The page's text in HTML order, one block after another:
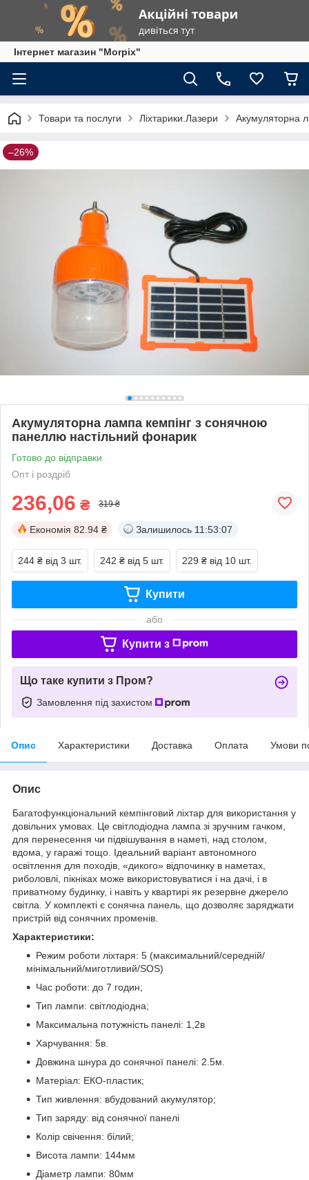
Інтернет магазин "Morpix"
Товари та послуги Ліхтарики.Лазери Акумуляторна
–26%
Акумуляторна лампа кемпінг з сонячною
панеллю настільний фонарик
Готово до відправки
Опт і роздріб
236,06 ₴ 319 ₴
Економія 82.94 ₴ Залишилось 11:53:07
244 ₴ від 3 шт. 242 ₴ від 5 шт. 229 ₴ від 10 шт.
Купити
або
Купити з
Що таке купити з Пром?
Замовлення під захистом
Опис Характеристики Доставка Оплата Умови
Опис
Багатофункціональний кемпінговий ліхтар для використання у
довільних умовах. Це світлодіодна лампа зі зручним гачком,
для перенесення чи підвішування в наметі, над столом,
вдома, у гаражі тощо. Ідеальний варіант автономного
освітлення для походів, «дикого» відпочинку в наметах,
риболовлі, пікніках може використовуватися і на дачі, і в
приватному будинку, і навіть у квартирі як резервне джерело
світла. У комплекті є сонячна панель, що дозволяє заряджати
пристрій від сонячних променів.
Характеристики:
Режим роботи ліхтаря: 5 (максимальний/середній/
мінімальний/миготливий/SOS)
Час роботи: до 7 годин;
Тип лампи: світлодіодна;
Максимальна потужність панелі: 1,2в
Харчування: 5в.
Довжина шнура до сонячної панелі: 2.5м.
Матеріал: ЕКО-пластик;
Тип живлення: вбудований акумулятор;
Тип заряду: від сонячної панелі
Колір свічення: білий;
Висота лампи: 144мм
Діаметр лампи: 80мм